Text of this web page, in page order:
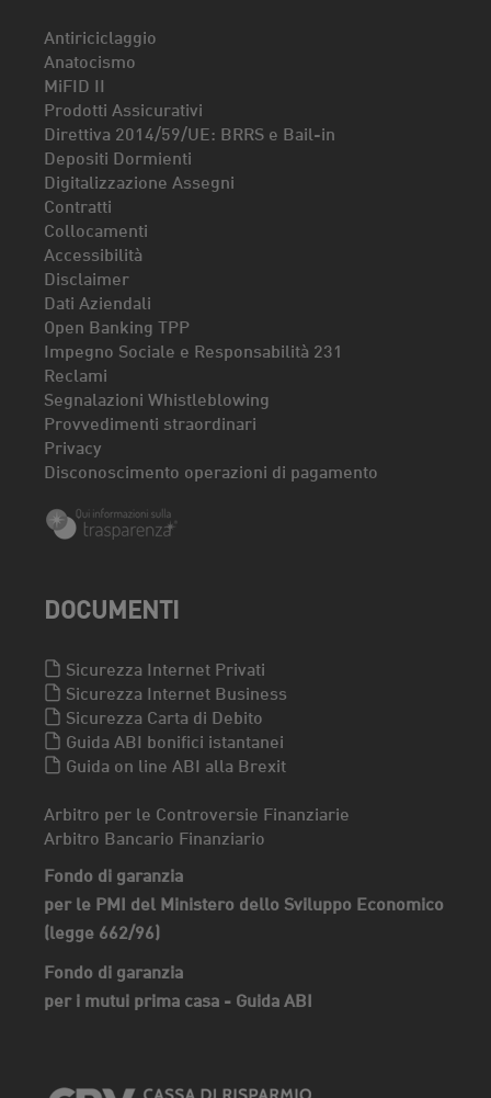
Antiriciclaggio
Anatocismo
MiFID II
Prodotti Assicurativi
Direttiva 2014/59/UE: BRRS e Bail-in
Depositi Dormienti
Digitalizzazione Assegni
Contratti
Collocamenti
Accessibilità
Disclaimer
Dati Aziendali
Open Banking TPP
Impegno Sociale e Responsabilità 231
Reclami
Segnalazioni Whistleblowing
Provvedimenti straordinari
Privacy
Disconoscimento operazioni di pagamento
DOCUMENTI
Sicurezza Internet Privati
Sicurezza Internet Business
Sicurezza Carta di Debito
Guida ABI bonifici istantanei
Guida on line ABI alla Brexit
Arbitro per le Controversie Finanziarie
Arbitro Bancario Finanziario
Fondo di garanzia
per le PMI del Ministero dello Sviluppo Economico
(legge 662/96)
Fondo di garanzia
per i mutui prima casa - Guida ABI